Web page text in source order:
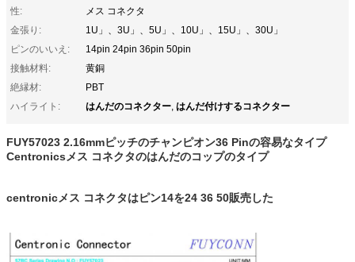
性:
メス コネクタ
金張り:
1U」、3U」、5U」、10U」、15U」、30U」
ピンのいいえ:
14pin 24pin 36pin 50pin
接触材料:
黄銅
絶縁材:
PBT
ハイライト:
はんだのコネクター, はんだ付けするコネクター
FUY57023 2.16mmピッチのチャンピオン36 Pinの容易なタイプ
Centronicsメス コネクタのはんだのコップのタイプ
centronicメス コネクタはピン14を24 36 50販売した